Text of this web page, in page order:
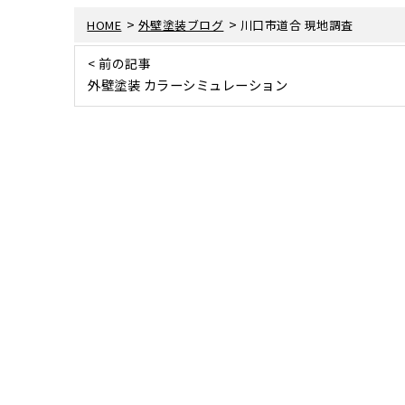
HOME > 外壁塗装ブログ > 川口市道合 現地調査
< 前の記事
外壁塗装 カラーシミュレーション